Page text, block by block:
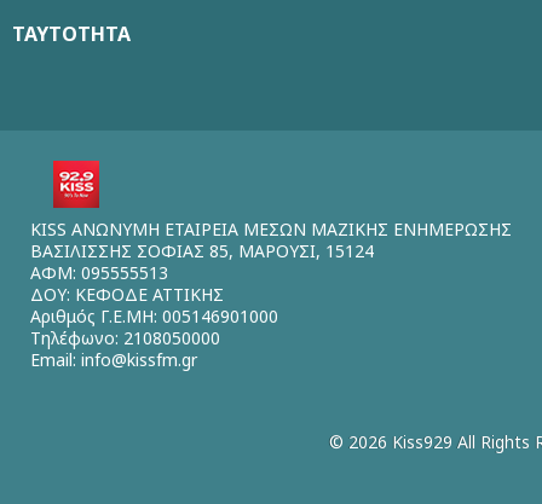
ΤΑΥΤΟΤΗΤΑ
KISS ΑΝΩΝΥΜΗ ΕΤΑΙΡΕΙΑ ΜΕΣΩΝ ΜΑΖΙΚΗΣ ΕΝΗΜΕΡΩΣΗΣ
ΒΑΣΙΛΙΣΣΗΣ ΣΟΦΙΑΣ 85, ΜΑΡΟΥΣΙ, 15124
ΑΦΜ: 095555513
ΔΟΥ: ΚΕΦΟΔΕ ΑΤΤΙΚΗΣ
Αριθμός Γ.Ε.ΜΗ: 005146901000
Τηλέφωνο: 2108050000
Email: info@kissfm.gr
© 2026 Kiss929 All Rights